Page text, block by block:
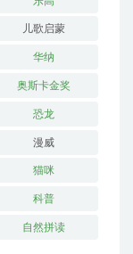
儿歌启蒙
华纳
奥斯卡金奖
恐龙
漫威
猫咪
科普
自然拼读